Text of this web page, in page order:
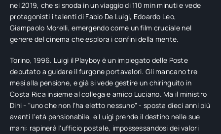
nel 2019, che si snoda in un viaggio di 110 min minuti e vede
protagonisti i talenti di Fabio De Luigi, Edoardo Leo,
Giampaolo Morelli, emergendo come un film cruciale nel
genere del cinema che esplora i confini della mente.
Torino, 1996. Luigi il Playboy è un impiegato delle Poste
deputato a guidare il furgone portavalori. Gli mancano tre
mesi alla pensione, e già si vede gestire un chiringuito in
Costa Rica insieme al collega e amico Luciano. Ma il ministro
Dini - "uno che non l'ha eletto nessuno" - sposta dieci anni più
avanti l'età pensionabile, e Luigi prende il destino nelle sue
mani: rapinerà l'ufficio postale, impossessandosi dei valori